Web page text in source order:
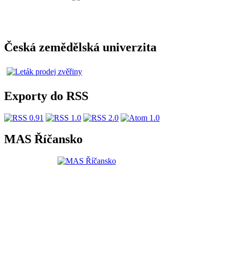
Česká zemědělská univerzita
Exporty do RSS
MAS Říčansko